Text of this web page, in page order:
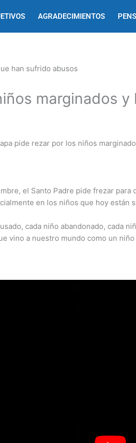
AGRADECIMIENTOS
marginados
el Santo Padre pide frezar
en los niños que hoy están
cada niño abandonado, cada
vino a nuestro mundo como un